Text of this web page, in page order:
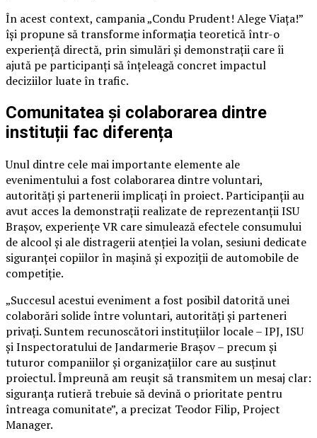
În acest context, campania „Condu Prudent! Alege Viața!”
își propune să transforme informația teoretică într-o
experiență directă, prin simulări și demonstrații care îi
ajută pe participanți să înțeleagă concret impactul
deciziilor luate în trafic.
Comunitatea și colaborarea dintre
instituții fac diferența
Unul dintre cele mai importante elemente ale
evenimentului a fost colaborarea dintre voluntari,
autorități și partenerii implicați în proiect. Participanții au
avut acces la demonstrații realizate de reprezentanții ISU
Brașov, experiențe VR care simulează efectele consumului
de alcool și ale distragerii atenției la volan, sesiuni dedicate
siguranței copiilor în mașină și expoziții de automobile de
competiție.
„Succesul acestui eveniment a fost posibil datorită unei
colaborări solide între voluntari, autorități și parteneri
privați. Suntem recunoscători instituțiilor locale – IPJ, ISU
și Inspectoratului de Jandarmerie Brașov – precum și
tuturor companiilor și organizațiilor care au susținut
proiectul. Împreună am reușit să transmitem un mesaj clar:
siguranța rutieră trebuie să devină o prioritate pentru
întreaga comunitate”, a precizat Teodor Filip, Project
Manager.